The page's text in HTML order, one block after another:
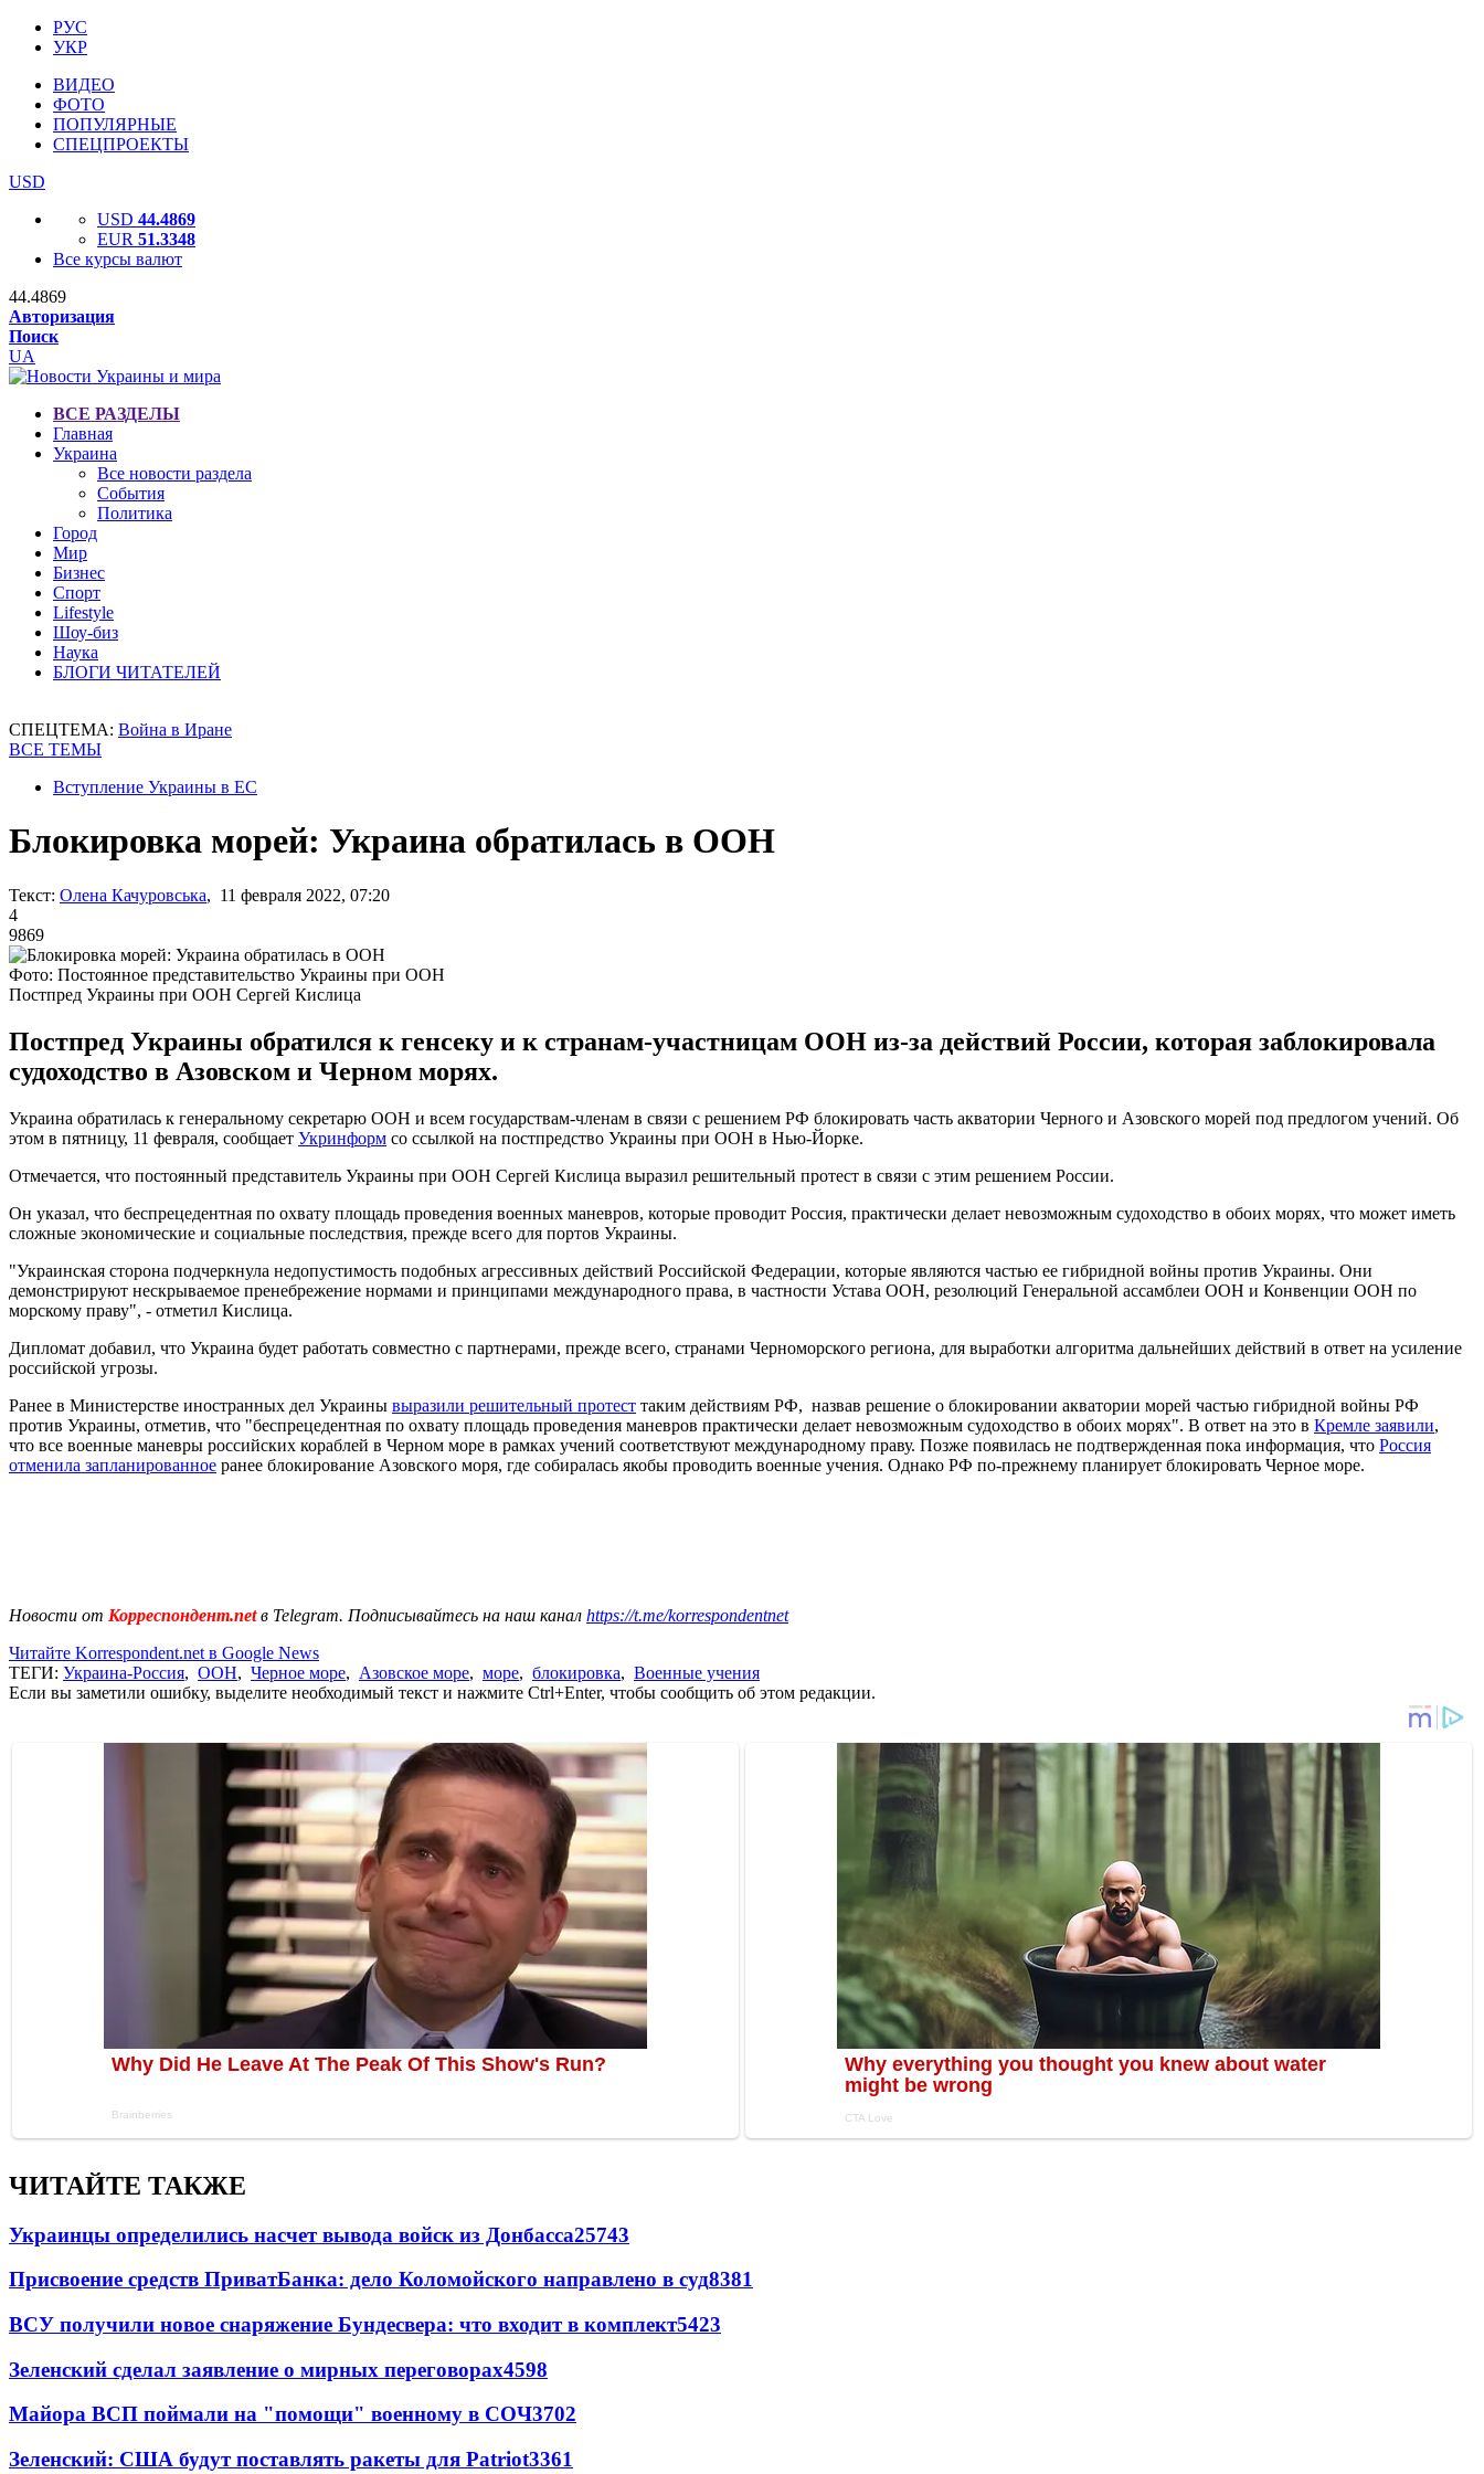
РУС
УКР
ВИДЕО
ФОТО
ПОПУЛЯРНЫЕ
СПЕЦПРОЕКТЫ
USD
USD 44.4869
EUR 51.3348
Все курсы валют
44.4869
Авторизация
Поиск
UA
ВСЕ РАЗДЕЛЫ
Главная
Украина
Все новости раздела
События
Политика
Город
Мир
Бизнес
Спорт
Lifestyle
Шоу-биз
Наука
БЛОГИ ЧИТАТЕЛЕЙ
СПЕЦТЕМА: Война в Иране
ВСЕ ТЕМЫ
Вступление Украины в ЕС
Блокировка морей: Украина обратилась в ООН
Текст: Олена Качуровська, 11 февраля 2022, 07:20
4
9869
Фото: Постоянное представительство Украины при ООН
Постпред Украины при ООН Сергей Кислица
Постпред Украины обратился к генсеку и к странам-участницам ООН из-за действий России, которая заблокировала
судоходство в Азовском и Черном морях.
Украина обратилась к генеральному секретарю ООН и всем государствам-членам в связи с решением РФ блокировать часть акватории Черного и Азовского морей под предлогом учений. Об
этом в пятницу, 11 февраля, сообщает Укринформ со ссылкой на постпредство Украины при ООН в Нью-Йорке.
Отмечается, что постоянный представитель Украины при ООН Сергей Кислица выразил решительный протест в связи с этим решением России.
Он указал, что беспрецедентная по охвату площадь проведения военных маневров, которые проводит Россия, практически делает невозможным судоходство в обоих морях, что может иметь
сложные экономические и социальные последствия, прежде всего для портов Украины.
"Украинская сторона подчеркнула недопустимость подобных агрессивных действий Российской Федерации, которые являются частью ее гибридной войны против Украины. Они
демонстрируют нескрываемое пренебрежение нормами и принципами международного права, в частности Устава ООН, резолюций Генеральной ассамблеи ООН и Конвенции ООН по
морскому праву", - отметил Кислица.
Дипломат добавил, что Украина будет работать совместно с партнерами, прежде всего, странами Черноморского региона, для выработки алгоритма дальнейших действий в ответ на усиление
российской угрозы.
Ранее в Министерстве иностранных дел Украины выразили решительный протест таким действиям РФ, назвав решение о блокировании акватории морей частью гибридной войны РФ
против Украины, отметив, что "беспрецедентная по охвату площадь проведения маневров практически делает невозможным судоходство в обоих морях". В ответ на это в Кремле заявили,
что все военные маневры российских кораблей в Черном море в рамках учений соответствуют международному праву. Позже появилась не подтвержденная пока информация, что Россия
отменила запланированное ранее блокирование Азовского моря, где собиралась якобы проводить военные учения. Однако РФ по-прежнему планирует блокировать Черное море.
Новости от Корреспондент.netв Telegram. Подписывайтесь на наш канал https://t.me/korrespondentnet
Читайте Korrespondent.net в Google News
ТЕГИ: Украина-Россия, ООН, Черное море, Азовское море, море, блокировка, Военные учения
Если вы заметили ошибку, выделите необходимый текст и нажмите Ctrl+Enter, чтобы сообщить об этом редакции.
ЧИТАЙТЕ ТАКЖЕ
Украинцы определились насчет вывода войск из Донбасса25743
Присвоение средств ПриватБанка: дело Коломойского направлено в суд8381
ВСУ получили новое снаряжение Бундесвера: что входит в комплект5423
Зеленский сделал заявление о мирных переговорах4598
Майора ВСП поймали на "помощи" военному в СОЧ3702
Зеленский: США будут поставлять ракеты для Patriot3361